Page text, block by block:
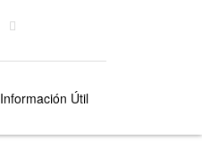
Información Útil